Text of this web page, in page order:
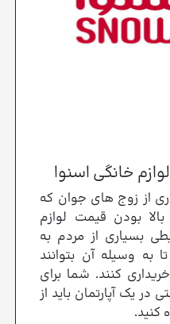
خانگی اسنوا
از زوج های جوان که
بودن قیمت لوازم
بسیاری از مردم به
به وسیله آن بتوانند
کنند. شما برای
در یک آپارتمان باید از
کنید.